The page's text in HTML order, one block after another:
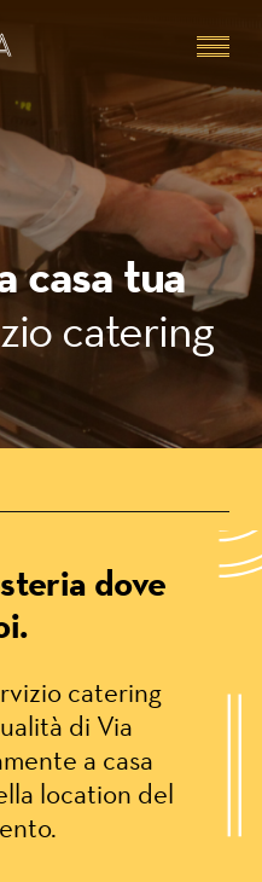
Menu
casa tua
catering
dove
catering
di Via
a casa
location del